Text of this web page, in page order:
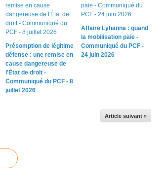
Présomption de légitime
défense : une remise en
cause dangereuse de
l'État de droit -
Communiqué du PCF - 8
juillet 2026
Affaire Lyhanna : quand
la mobilisation paie -
Communiqué du PCF -
24 juin 2026
Article suivant »